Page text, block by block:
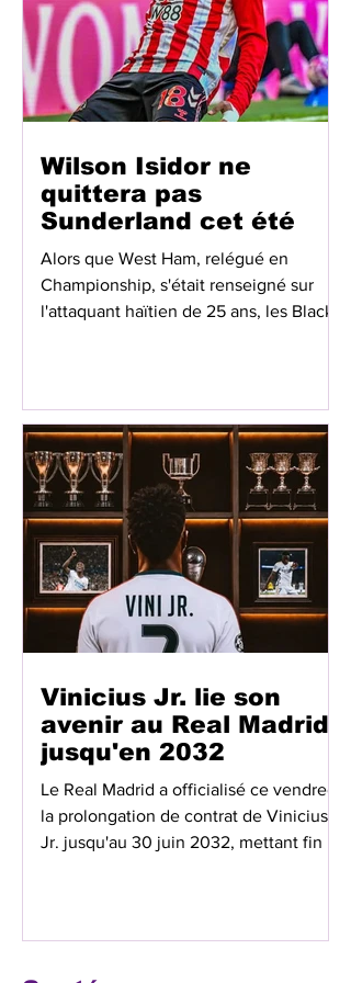
affirmant sa volonté de contribuer aux
futurs succès des Rouge et Bleu. Interr
Wilson Isidor ne
quittera pas
Sunderland cet été
Alors que West Ham, relégué en
Championship, s'était renseigné sur
l'attaquant haïtien de 25 ans, les Black
Sunderland, qui a terminé septième en
Premier League et se qualifie pour la
Ligue Europa, considère Isidor comme
une pièce maîtresse de son projet pour
2026-2027. Auteur de six buts lors du
dernier exercice, le deuxième meilleur
buteur du club est jug
Vinicius Jr. lie son
avenir au Real Madrid
jusqu'en 2032
Le Real Madrid a officialisé ce vendredi
la prolongation de contrat de Vinicius
Jr. jusqu'au 30 juin 2032, mettant fin à
vestiaire merengue. En huit saisons